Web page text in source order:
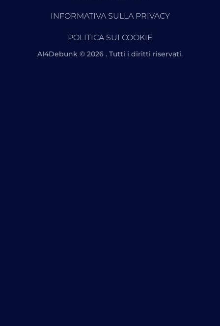
INFORMATIVA SULLA PRIVACY
POLITICA SUI COOKIE
AI4Debunk © 2026 . Tutti i diritti riservati.